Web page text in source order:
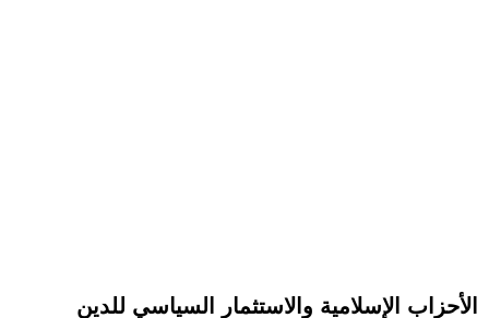
الأحزاب الإسلامية والاستثمار السياسي للدين